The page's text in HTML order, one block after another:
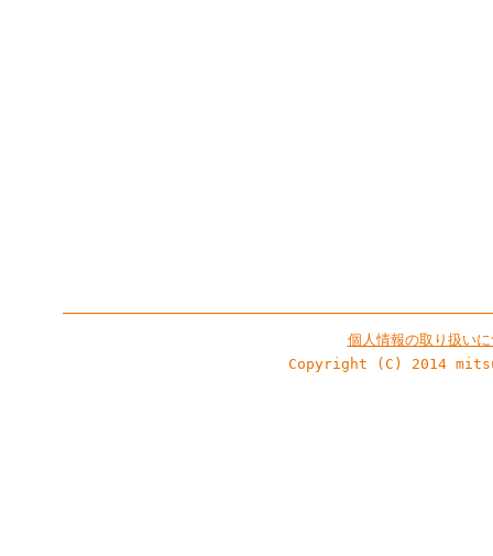
個人情報の取り扱い
Copyright (C) 2014